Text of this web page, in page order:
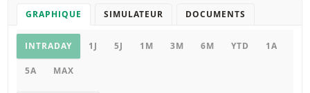
GRAPHIQUE SIMULATEUR DOCUMENTS
Graphique
INTRADAY 1J 5J 1M 3M 6M YTD 1A
5A MAX